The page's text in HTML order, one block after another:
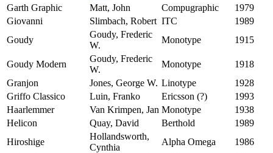
Garth Graphic
Matt, John Compugraphic
1979
Giovanni
Slimbach, Robert ITC
1989
Goudy
Goudy, Frederic
W.
Monotype 1915
Goudy Modern
Goudy, Frederic
W.
Monotype
1918
Granjon
Jones, George W. Linotype
1928
Griffo Classico
Luin, Franko Ericsson (?)
1993
Haarlemmer
Van Krimpen, Jan Monotype
1938
Helicon
Quay, David Berthold
1989
Hiroshige
Hollandsworth,
Cynthia
Alpha Omega
1986